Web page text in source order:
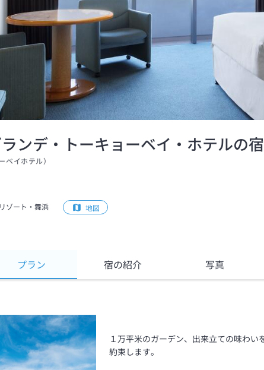
ンデ・トーキョーベイ・ホテルの
ベイホテル）
ゾート・舞浜 地図
プラン 宿の紹介 写真
１万平米のガーデン、出来立ての味わ
約束します。